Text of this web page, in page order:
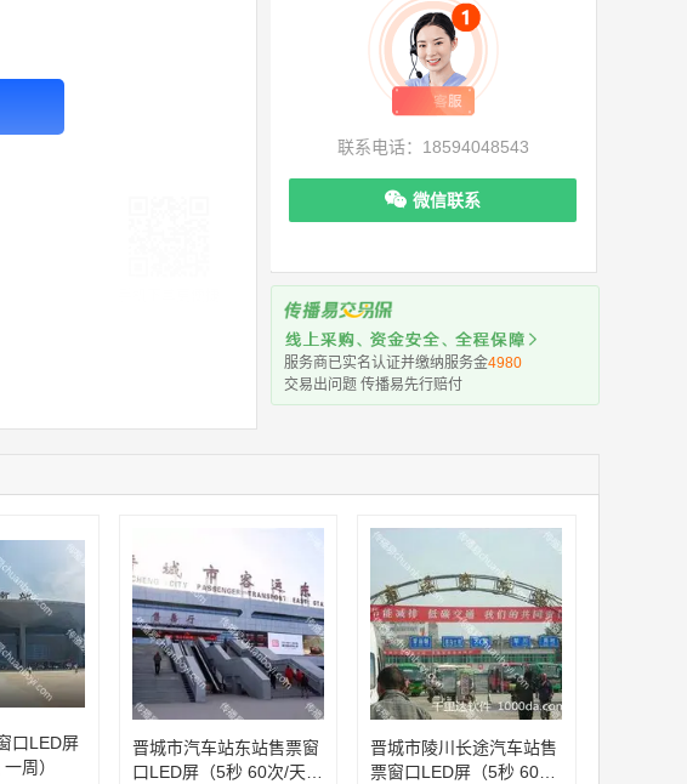
联系电话：18594048543
微信联系
服务商已实名认证并缴纳服务金4980
交易出问题 传播易先行赔付
口LED屏
（5秒 60次/天 一周）
晋城市汽车站东站售票窗
口LED屏（5秒 60次/天
晋城市陵川长途汽车站售
票窗口LED屏（5秒 60次/